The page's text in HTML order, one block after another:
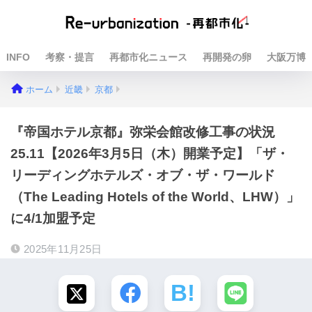
INFO 考察・提言 再都市化ニュース 再開発の卵 大阪万博
ホーム 近畿 京都
『帝国ホテル京都』弥栄会館改修工事の状況
25.11【2026年3月5日（木）開業予定】「ザ・
リーディングホテルズ・オブ・ザ・ワールド
（The Leading Hotels of the World、LHW）」
に4/1加盟予定
2025年11月25日